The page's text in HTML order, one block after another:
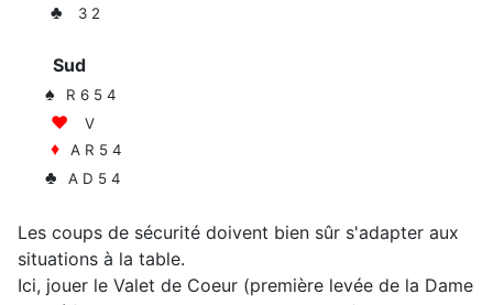
♣ 3 2
Sud
♠
R 6 5 4
♥ V
♦ A R 5 4
♣ A D 5 4
Les coups de sécurité doivent bien sûr s'adapter aux
situations à la table.
Ici, jouer le Valet de Coeur (première levée de la Dame